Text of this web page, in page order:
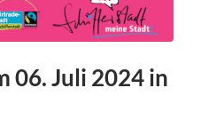
06. Juli 2024 in